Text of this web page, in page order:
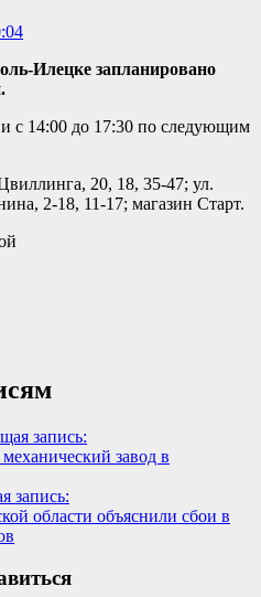
Илецке запланировано
и с 14:00 до 17:30 по следующим
20, 18, 35-47; ул.
2-18, 11-17; магазин Старт.
запись:
завод в
запись:
области объяснили сбои в